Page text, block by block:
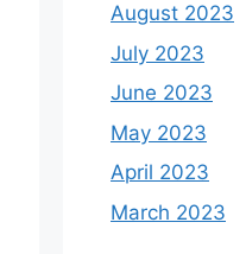
August 2023
July 2023
June 2023
May 2023
April 2023
March 2023